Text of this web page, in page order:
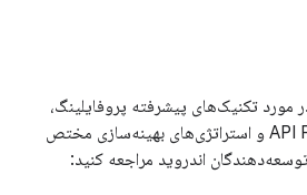
مورد تکنیک‌های پیشرفته پروفایلینگ،
پیاده‌سازی API Frame Pacing و استراتژی‌های بهینه‌سازی مختص
اندروید مراجعه کنید: